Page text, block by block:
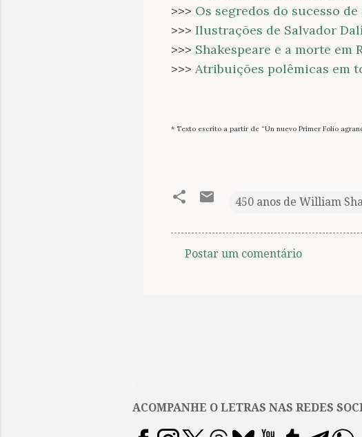
>>> Os segredos do sucesso de
>>> Ilustrações de Salvador
>>> Shakespeare e a morte em
>>> Atribuições polêmicas em
* Texto escrito a partir de “Un nuevo Primer Folio
450 anos de William
r
Postar um comentário
ACOMPANHE O LETRAS NAS REDES